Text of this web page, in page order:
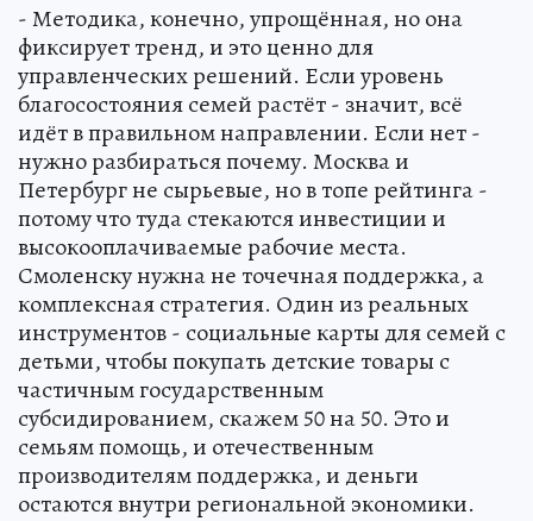
- Методика, конечно, упрощённая, но она
фиксирует тренд, и это ценно для
управленческих решений. Если уровень
благосостояния семей растёт - значит, всё
идёт в правильном направлении. Если нет -
нужно разбираться почему. Москва и
Петербург не сырьевые, но в топе рейтинга -
потому что туда стекаются инвестиции и
высокооплачиваемые рабочие места.
Смоленску нужна не точечная поддержка, а
комплексная стратегия. Один из реальных
инструментов - социальные карты для семей с
детьми, чтобы покупать детские товары с
частичным государственным
субсидированием, скажем 50 на 50. Это и
семьям помощь, и отечественным
производителям поддержка, и деньги
остаются внутри региональной экономики.